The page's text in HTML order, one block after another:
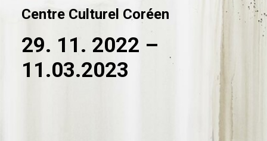
Centre Culturel Coréen
29. 11. 2022 –
11.03.2023